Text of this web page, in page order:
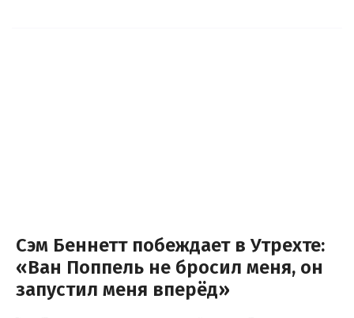
Сэм Беннетт побеждает в Утрехте:
«Ван Поппель не бросил меня, он
запустил меня вперёд»